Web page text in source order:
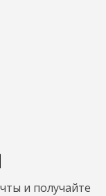
и получайте